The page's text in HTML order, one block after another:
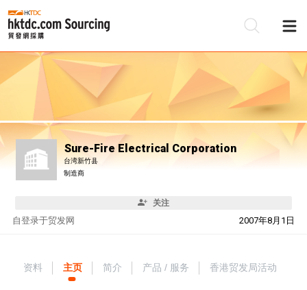
Sure-Fire Electrical Corporation
台湾新竹县
制造商
关注
自 2007年8月1日
登录于贸发网
资料 主页 简介 产品 / 服务 香港贸发局活动